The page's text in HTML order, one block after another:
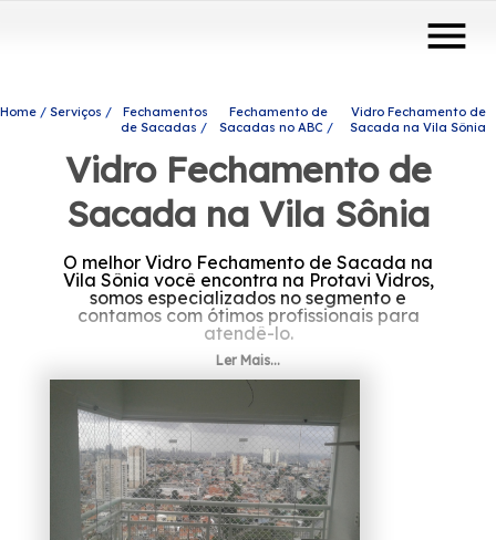
menu
Home Serviços
Fechamentos
de Sacadas
Fechamento de
Sacadas no ABC
Vidro Fechamento de
Sacada na Vila Sônia
Vidro Fechamento de
Sacada na Vila Sônia
O melhor Vidro Fechamento de Sacada na
Vila Sônia você encontra na Protavi Vidros,
somos especializados no segmento e
contamos com ótimos profissionais para
atendê-lo.
Se está precisando de Vidro Fechamento de
Sacada na Vila Sônia, Conheça os produtos e
serviços da Protavi Vidros e encontre a
solução que está procurando ao se pensar no
ramo de engenharia de vidros. São opções
diversas que a empresa disponibiliza, como
coberturas com vidro e envidraçamento de
sacadas. Estamos à sua disposição para
esclarecer dúvidas e dar o suporte
necessário, fale conosco.
Ler Mais...